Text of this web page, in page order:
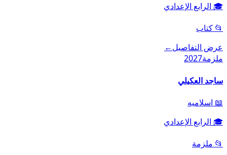
🎓 الرابع الإعدادي
📂 كتاب
عرض التفاصيل←
ملزمة2027
ساجد العكيلي
📖 اسلاميه
🎓 الرابع الإعدادي
📂 ملزمة